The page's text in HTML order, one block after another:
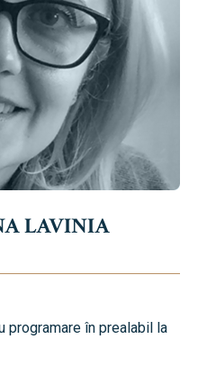
LAVINIA
programare în prealabil la